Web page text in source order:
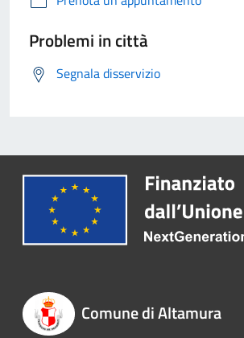
Problemi in città
Segnala disservizio
Comune di Altamura